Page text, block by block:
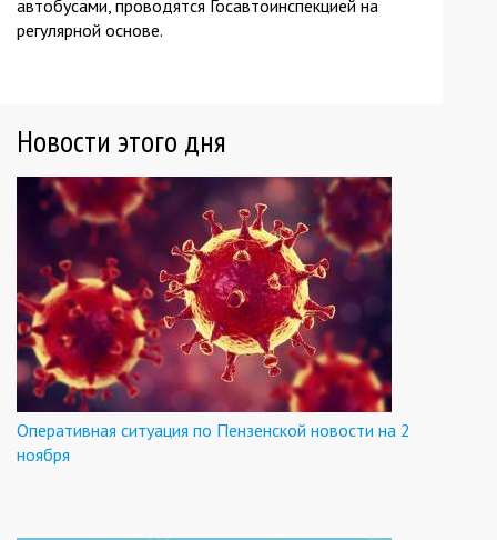
автобусами, проводятся Госавтоинспекцией на
регулярной основе.
Новости этого дня
Оперативная ситуация по Пензенской новости на 2
ноября